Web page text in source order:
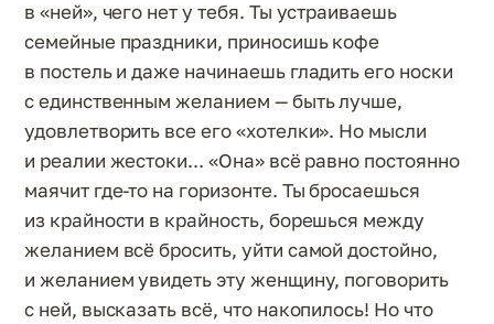
в «ней», чего нет у тебя. Ты устраиваешь
семейные праздники, приносишь кофе
в постель и даже начинаешь гладить его носки
с единственным желанием — быть лучше,
удовлетворить все его «хотелки». Но мысли
и реалии жестоки... «Она» всё равно постоянно
маячит где-то на горизонте. Ты бросаешься
из крайности в крайность, борешься между
желанием всё бросить, уйти самой достойно,
и желанием увидеть эту женщину, поговорить
с ней, высказать всё, что накопилось! Но что